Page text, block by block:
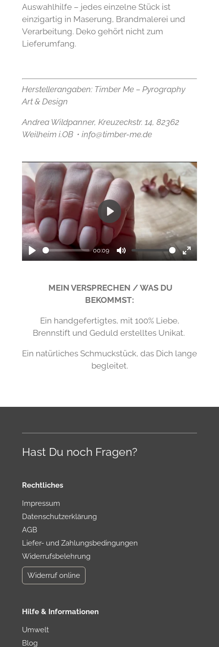
Auswahlhilfe – jedes einzelne Stück ist
einzigartig in Maserung, Brandmalerei und
Verarbeitung. Deko gehört nicht zum
Lieferumfang.
Herstellerangaben: Timber Me – Pyrography
Art & Design
Andrea Wildpanner, Kreuzeckstr. 14, 82362
Weilheim i.OB・info@timber-me.de
P
00:09
M
t
e
E
l
P
y
MEIN VERSPRECHEN / WAS DU
BEKOMMST:
Ein handgefertigtes, mit 100% Liebe,
Brennstift und Geduld erstelltes Unikat.
Ein natürliches Schmuckstück, das Dich lange
begleitet.
Hast Du noch Fragen?
Rechtliches
Impressum
Datenschutzerklärung
AGB
Liefer- und Zahlungsbedingungen
Widerrufsbelehrung
Widerruf online
Hilfe & Informationen
Umwelt
Blog